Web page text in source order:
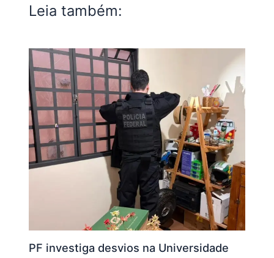
Leia também:
PF investiga desvios na Universidade